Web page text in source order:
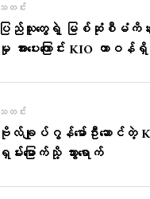
သတင်း
ပြည်သူတွေရဲ့ မြစ်ဆုံစီမံ
မှု အားပေးကြောင်း KIO တာဝန်ရှိ
သတင်း
ဗိုလ်ချုပ်ဂွန်မော်ဦးဆောင်တဲ့
ရှမ်းမြောက်သို့ သွားရောက်